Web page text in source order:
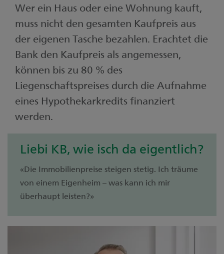
Wer ein Haus oder eine Wohnung kauft,
muss nicht den gesamten Kaufpreis aus
der eigenen Tasche bezahlen. Erachtet die
Bank den Kaufpreis als angemessen,
können bis zu 80 % des
Liegenschaftspreises durch die Aufnahme
eines Hypothekarkredits finanziert
werden.
Liebi KB, wie isch da eigentlich?
«Die Immobilienpreise steigen stetig. Ich träume
von einem Eigenheim – was kann ich mir
überhaupt leisten?»